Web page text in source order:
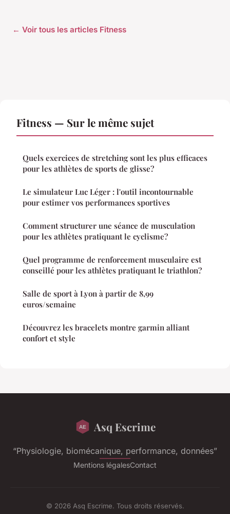
← Voir tous les articles Fitness
Fitness — Sur le même sujet
Quels exercices de stretching sont les plus efficaces
pour les athlètes de sports de glisse?
Le simulateur Luc Léger : l'outil incontournable
pour estimer vos performances sportives
Comment structurer une séance de musculation
pour les athlètes pratiquant le cyclisme?
Quel programme de renforcement musculaire est
conseillé pour les athlètes pratiquant le triathlon?
Salle de sport à Lyon à partir de 8,99
euros/semaine
Découvrez les bracelets montre garmin alliant
confort et style
Asq Escrime
“Physiologie, biomécanique, performance, données”
Mentions légalesContact
© 2026 Asq Escrime. Tous droits réservés.